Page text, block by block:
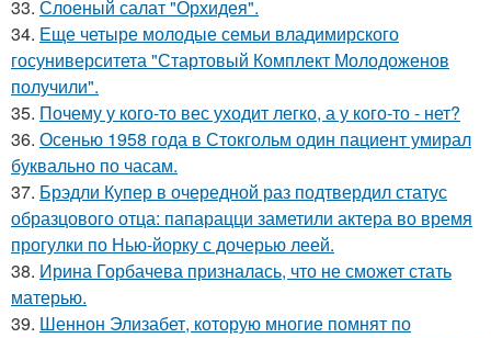
33. Слоеный салат "Орхидея".
34. Еще четыре молодые семьи владимирского
госуниверситета "Стартовый Комплект Молодоженов
получили".
35. Почему у кого-то вес уходит легко, а у кого-то - нет?
36. Осенью 1958 года в Стокгольм один пациент умирал
буквально по часам.
37. Брэдли Купер в очередной раз подтвердил статус
образцового отца: папарацци заметили актера во время
прогулки по Нью-йорку с дочерью леей.
38. Ирина Горбачева призналась, что не сможет стать
матерью.
39. Шеннон Элизабет, которую многие помнят по